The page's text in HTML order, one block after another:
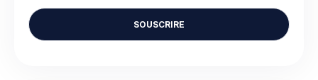
SOUSCRIRE